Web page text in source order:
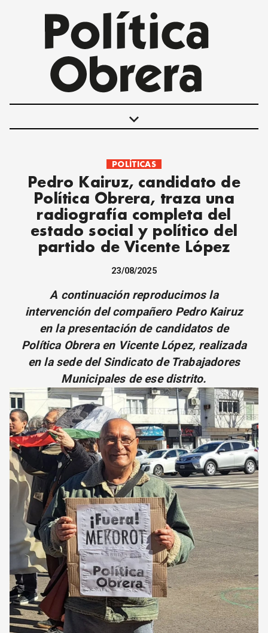
keyboard_arrow_down
POLÍTICAS
INTERNACIONALES
MOVIMIENTO OBRERO
MUJER
ECONOMÍA
SOCIEDAD Y CULTURA
CORREO DE LECTORES
DEBATE
ARCHIVO
DECLARACIONES
OPINIÓN
ALTAMIRA RESPONDE
Política Obrera Revista
CONTACTO
POLÍTICAS
Pedro Kairuz, candidato de
Política Obrera, traza una
radiografía completa del
estado social y político del
partido de Vicente López
23/08/2025
A continuación reproducimos la
intervención del compañero Pedro Kairuz
en la presentación de candidatos de
Política Obrera en Vicente López, realizada
en la sede del Sindicato de Trabajadores
Municipales de ese distrito.